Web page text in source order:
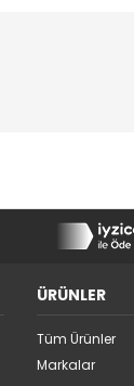
ÜRÜNLER
Tüm Ürünler
Markalar